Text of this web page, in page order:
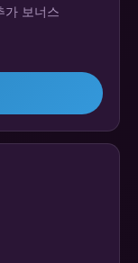
가 보너스